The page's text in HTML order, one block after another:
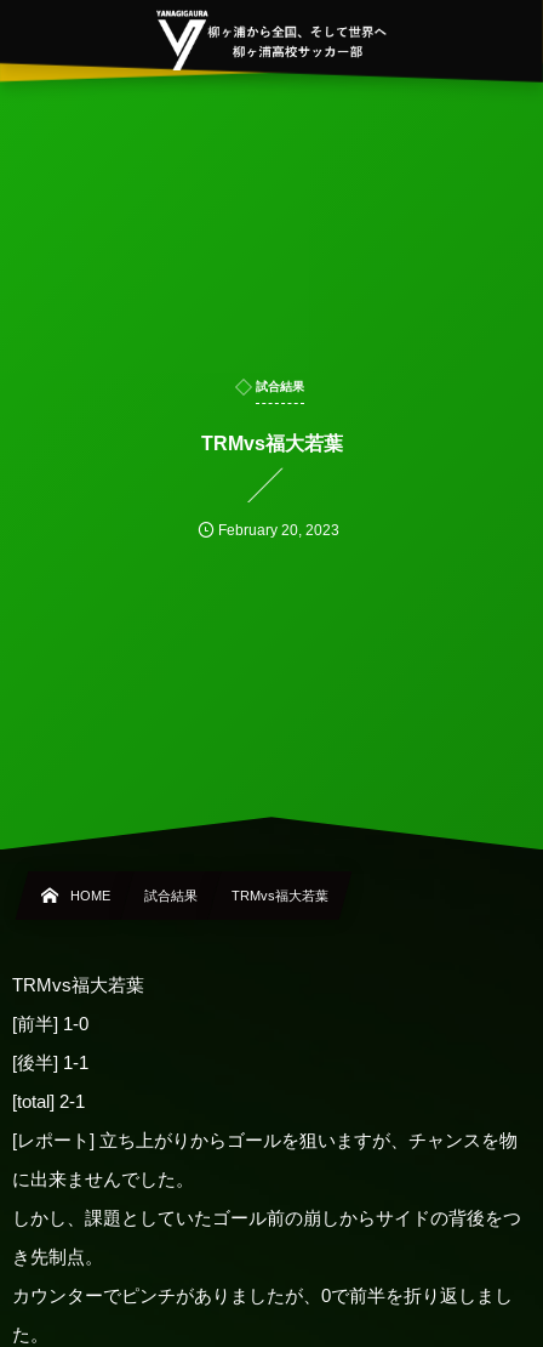
試合結果
TRMvs福大若葉
February 20 ,2023
HOME 試合結果 TRMvs福大若葉
TRMvs福大若葉
[前半] 1-0
[後半] 1-1
[total] 2-1
[レポート] 立ち上がりからゴールを狙いますが、チャンスを物
に出来ませんでした。
しかし、課題としていたゴール前の崩しからサイドの背後をつ
き先制点。
カウンターでピンチがありましたが、0で前半を折り返しまし
た。